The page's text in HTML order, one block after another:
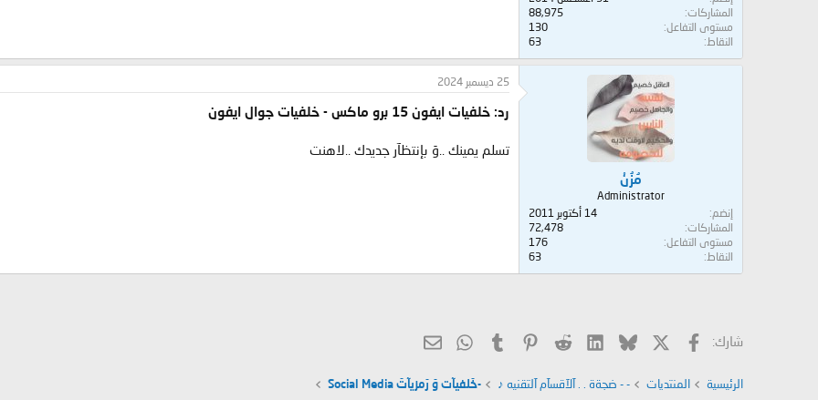
المشاركات
88,975
مستوى التفاعل
130
النقاط
63
مُزُنْ
Administrator
إنضم
14 أكتوبر 2011
المشاركات
72,478
مستوى التفاعل
176
النقاط
63
25 ديسمبر 2024
رد: خلفيات ايفون 15 برو ماكس - خلفيات جوال ايفون
تسلم يمينك ..وَ بإنتظآر جديدك ..لاهنت
شارك: فيسبوك Bluesky
LinkedIn
Reddit
Pinterest
Tumblr
WhatsAppالبريد الإلكتروني
الرئيسية المنتديات - - ضجةة . . آلآقسآم آلتقنيه ♪ -خَلفيآت وَ رَمزيآتَ Social Media